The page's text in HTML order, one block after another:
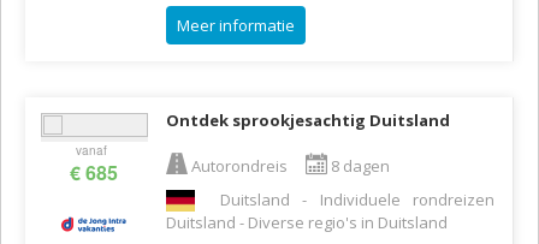
Meer informatie
vanaf
€ 685
Ontdek sprookjesachtig Duitsland
Autorondreis
8 dagen
Duitsland - Individuele rondreizen
Duitsland - Diverse regio's in Duitsland